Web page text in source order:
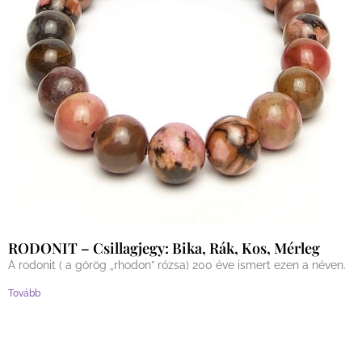
RODONIT – Csillagjegy: Bika, Rák, Kos, Mérleg
A rodonit ( a görög „rhodon” rózsa) 200 éve ismert ezen a néven.
Tovább